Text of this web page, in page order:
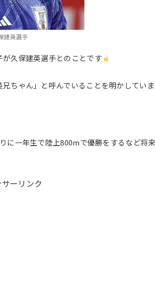
建英選手
久保建英選手とのことです
ちゃん」と呼んでいることを明かしてい
に一年生で陸上800mで優勝をするなど将
ーリンク